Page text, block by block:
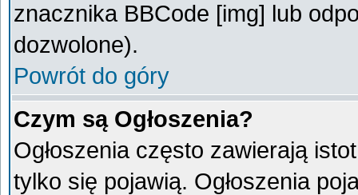
znacznika BBCode [img] lub
dozwolone).
Powrót do góry
Czym są Ogłoszenia?
Ogłoszenia często zawierają
tylko się pojawią. Ogłoszenia